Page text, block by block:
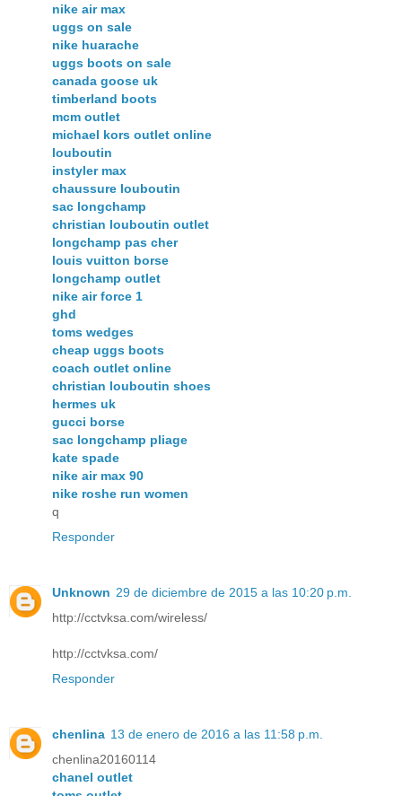
nike air max
uggs on sale
nike huarache
uggs boots on sale
canada goose uk
timberland boots
mcm outlet
michael kors outlet online
louboutin
instyler max
chaussure louboutin
sac longchamp
christian louboutin outlet
longchamp pas cher
louis vuitton borse
longchamp outlet
nike air force 1
ghd
toms wedges
cheap uggs boots
coach outlet online
christian louboutin shoes
hermes uk
gucci borse
sac longchamp pliage
kate spade
nike air max 90
nike roshe run women
q
Responder
Unknown 29 de diciembre de 2015 a las 10:20 p.m.
http://cctvksa.com/wireless/
http://cctvksa.com/
Responder
chenlina 13 de enero de 2016 a las 11:58 p.m.
chenlina20160114
chanel outlet